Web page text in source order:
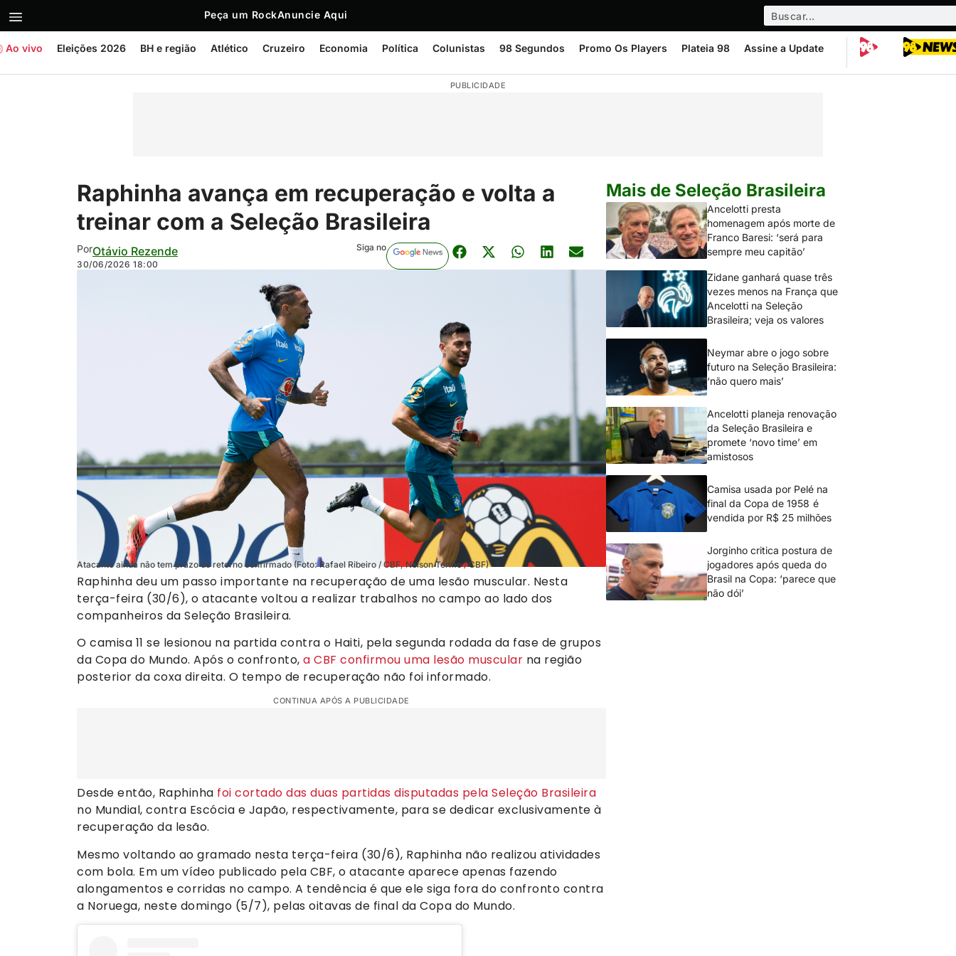
Peça um RockAnuncie Aqui
Ao vivo Eleições 2026 BH e região Atlético Cruzeiro Economia Política Colunistas 98 Segundos Promo Os Players Plateia 98 Assine a Update
PUBLICIDADE
Raphinha avança em recuperação e volta a
treinar com a Seleção Brasileira
PorOtávio Rezende
30/06/2026 18:00
Siga no
Atacante ainda não tem prazo de retorno confirmado (Foto: Rafael Ribeiro / CBF, Nelson Terme / CBF)
Raphinha deu um passo importante na recuperação de uma lesão muscular. Nesta
terça-feira (30/6), o atacante voltou a realizar trabalhos no campo ao lado dos
companheiros da Seleção Brasileira.
O camisa 11 se lesionou na partida contra o Haiti, pela segunda rodada da fase de grupos
da Copa do Mundo. Após o confronto, a CBF confirmou uma lesão muscular na região
posterior da coxa direita. O tempo de recuperação não foi informado.
CONTINUA APÓS A PUBLICIDADE
Desde então, Raphinha foi cortado das duas partidas disputadas pela Seleção Brasileira
no Mundial, contra Escócia e Japão, respectivamente, para se dedicar exclusivamente à
recuperação da lesão.
Mesmo voltando ao gramado nesta terça-feira (30/6), Raphinha não realizou atividades
com bola. Em um vídeo publicado pela CBF, o atacante aparece apenas fazendo
alongamentos e corridas no campo. A tendência é que ele siga fora do confronto contra
a Noruega, neste domingo (5/7), pelas oitavas de final da Copa do Mundo.
Mais de Seleção Brasileira
Ancelotti presta
homenagem após morte de
Franco Baresi: ‘será para
sempre meu capitão’
Zidane ganhará quase três
vezes menos na França que
Ancelotti na Seleção
Brasileira; veja os valores
Neymar abre o jogo sobre
futuro na Seleção Brasileira:
‘não quero mais’
Ancelotti planeja renovação
da Seleção Brasileira e
promete ‘novo time’ em
amistosos
Camisa usada por Pelé na
final da Copa de 1958 é
vendida por R$ 25 milhões
Jorginho critica postura de
jogadores após queda do
Brasil na Copa: ‘parece que
não dói’